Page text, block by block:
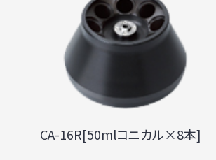
CA-16R[50mlコニカル×8本]